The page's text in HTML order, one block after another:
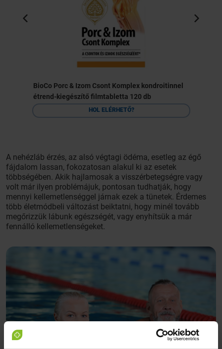
BioCo Porc & Izom Csont Komplex kondroitinnel
étrend-kiegészítő filmtabletta 120 db
HOL ELÉRHETŐ?
A nehézláb érzés, az alsó végtagi ödéma, esetleg az égő
fájdalom lassan, fokozatosan alakul ki az esetek
többségében. Akik hajlamosak a visszérbetegségre vagy
volt már ilyen problémájuk, pontosan tudhatják, hogy
mennyi kellemetlenséggel járnak ezek a tünetek. Érdemes
több életmódbeli változást beiktatni, hogy minél tovább
megőrizzük lábunk egészségét, vagy enyhítsük a már
fennálló kellemetlenségeket.